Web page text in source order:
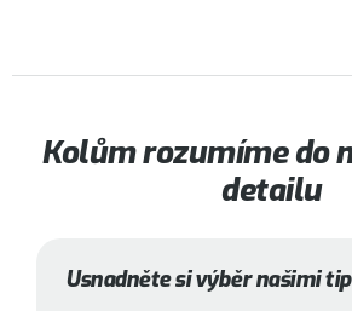
Kolům rozumíme do
detailu
Usnadněte si výběr našimi